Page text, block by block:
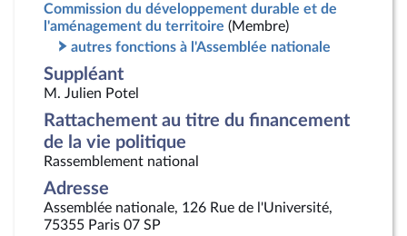
Commission du développement durable et de
l'aménagement du territoire (Membre)
autres fonctions à l'Assemblée nationale
Suppléant
M. Julien Potel
Rattachement au titre du financement
de la vie politique
Rassemblement national
Adresse
Assemblée nationale, 126 Rue de l'Université,
75355 Paris 07 SP